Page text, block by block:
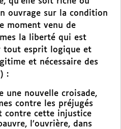
ouvrage sur la condition
moment venu de
la liberté qui est
tout esprit logique et
et nécessaire des
:
une nouvelle croisade,
contre les préjugés
contre cette injustice
l’ouvrière, dans